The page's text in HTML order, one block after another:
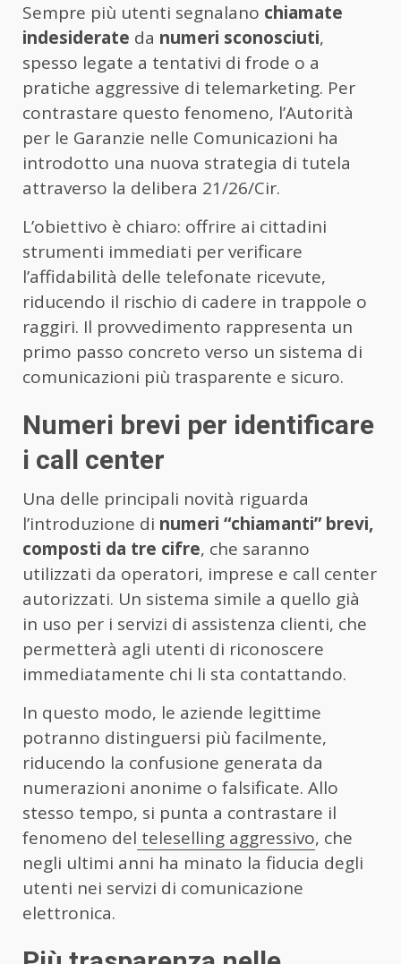
Sempre più utenti segnalano chiamate
indesiderate da numeri sconosciuti,
spesso legate a tentativi di frode o a
pratiche aggressive di telemarketing. Per
contrastare questo fenomeno, l’Autorità
per le Garanzie nelle Comunicazioni ha
introdotto una nuova strategia di tutela
attraverso la delibera 21/26/Cir.
L’obiettivo è chiaro: offrire ai cittadini
strumenti immediati per verificare
l’affidabilità delle telefonate ricevute,
riducendo il rischio di cadere in trappole o
raggiri. Il provvedimento rappresenta un
primo passo concreto verso un sistema di
comunicazioni più trasparente e sicuro.
Numeri brevi per identificare
i call center
Una delle principali novità riguarda
l’introduzione di numeri “chiamanti” brevi,
composti da tre cifre, che saranno
utilizzati da operatori, imprese e call center
autorizzati. Un sistema simile a quello già
in uso per i servizi di assistenza clienti, che
permetterà agli utenti di riconoscere
immediatamente chi li sta contattando.
In questo modo, le aziende legittime
potranno distinguersi più facilmente,
riducendo la confusione generata da
numerazioni anonime o falsificate. Allo
stesso tempo, si punta a contrastare il
fenomeno del teleselling aggressivo, che
negli ultimi anni ha minato la fiducia degli
utenti nei servizi di comunicazione
elettronica.